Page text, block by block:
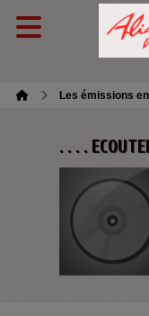
Les émissions
. . . .